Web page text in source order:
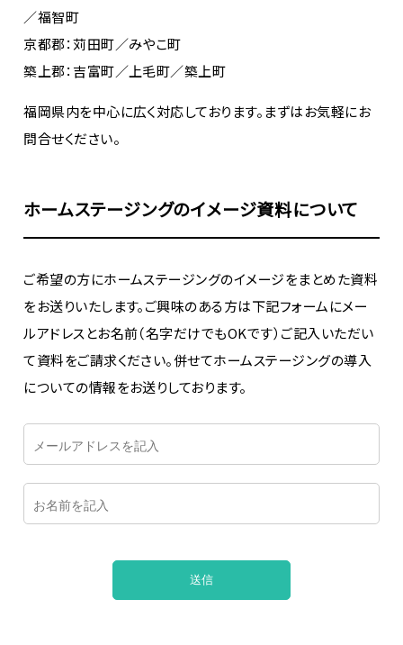
／福智町
京都郡：苅田町／みやこ町
築上郡：吉富町／上毛町／築上町
福岡県内を中心に広く対応しております。まずはお気軽にお
問合せください。
ホームステージングのイメージ資料について
ご希望の方にホームステージングのイメージをまとめた資料
をお送りいたします。ご興味のある方は下記フォームにメー
ルアドレスとお名前（名字だけでもOKです）ご記入いただい
て資料をご請求ください。併せてホームステージングの導入
についての情報をお送りしております。